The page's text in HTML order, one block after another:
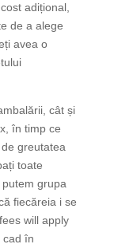
adițional,
de a alege
avea o
cât și
în timp ce
greutatea
toate
grupa
fiecăreia i se
will apply
cad în